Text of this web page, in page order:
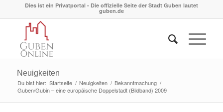
Dies ist ein Privatportal - Die offizielle Seite der Stadt Guben lautet
guben.de
Neuigkeiten
Du bist hier: Startseite / Neuigkeiten / Bekanntmachung /
Guben/Gubin – eine europäische Doppelstadt (Bildband) 2009